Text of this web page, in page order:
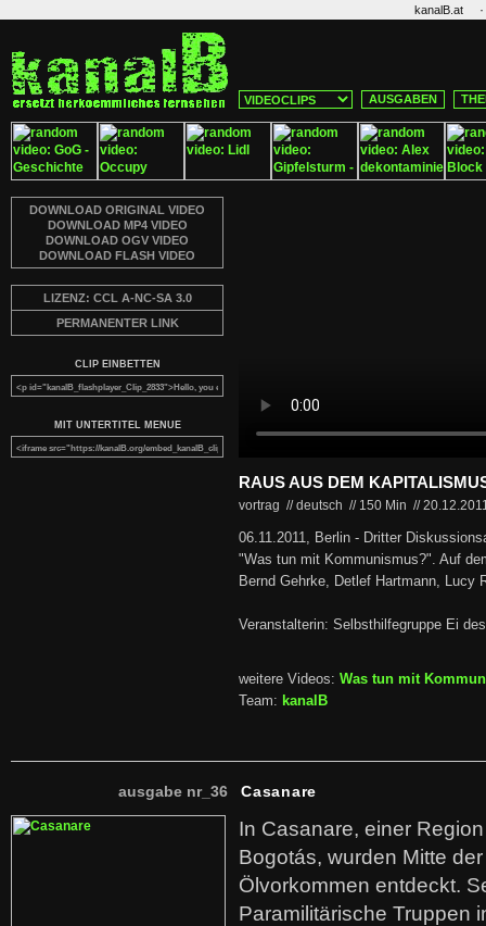
kanalB.at ·
AUSGABEN
DOWNLOAD ORIGINAL VIDEO
DOWNLOAD MP4 VIDEO
DOWNLOAD OGV VIDEO
DOWNLOAD FLASH VIDEO
LIZENZ: CCL A-NC-SA 3.0
PERMANENTER LINK
CLIP EINBETTEN
MIT UNTERTITEL MENUE
RAUS AUS DEM
vortrag // deutsch // 150 Min //
06.11.2011, Berlin - Dritter
"Was tun mit Kommunismus?". Auf
Bernd Gehrke, Detlef Hartmann, Lucy
Veranstalterin: Selbsthilfegruppe Ei
weitere Videos: Was tun mit
Team: kanalB
ausgabe nr_36 Casanare
In Casanare, einer
Bogotás, wurden Mitte
Ölvorkommen entdeckt.
Paramilitärische Truppen